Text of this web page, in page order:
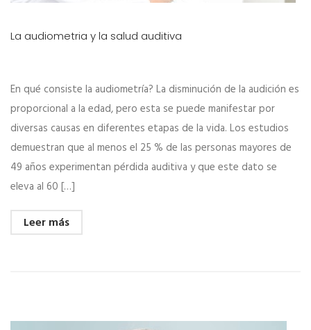
La audiometria y la salud auditiva
En qué consiste la audiometría? La disminución de la audición es
proporcional a la edad, pero esta se puede manifestar por
diversas causas en diferentes etapas de la vida. Los estudios
demuestran que al menos el 25 % de las personas mayores de
49 años experimentan pérdida auditiva y que este dato se
eleva al 60 […]
Leer más